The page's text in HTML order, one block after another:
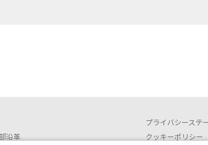
沿革
プライバシーステ
クッキーポリシー